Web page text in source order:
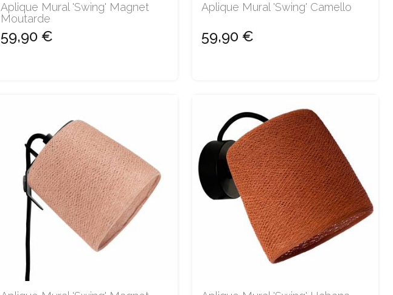
Aplique Mural 'Swing' Magnet
Moutarde
59,90 €
Aplique Mural 'Swing' Camello
59,90 €